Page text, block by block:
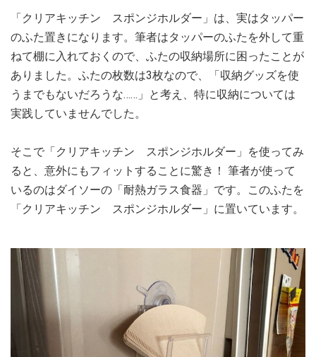
「クリアキッチン スポンジホルダー」は、実はタッパー
のふた置きになります。筆者はタッパーのふたを外して重
ねて棚に入れておくので、ふたの収納場所に困ったことが
ありました。ふたの枚数は3枚なので、「収納グッズを使
うまでもないだろうな……」と考え、特に収納については
実践していませんでした。
そこで「クリアキッチン スポンジホルダー」を使ってみ
ると、意外にもフィットすることに驚き！ 筆者が使って
いるのはダイソーの「耐熱ガラス食器」です。このふたを
「クリアキッチン スポンジホルダー」に置いています。